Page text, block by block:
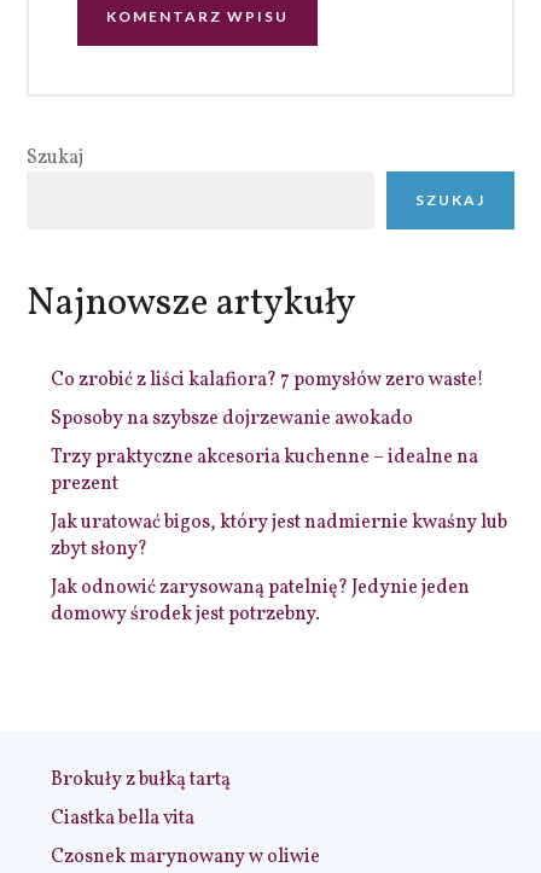
Szukaj
SZUKAJ
Najnowsze artykuły
Co zrobić z liści kalafiora? 7 pomysłów zero waste!
Sposoby na szybsze dojrzewanie awokado
Trzy praktyczne akcesoria kuchenne – idealne na
prezent
Jak uratować bigos, który jest nadmiernie kwaśny lub
zbyt słony?
Jak odnowić zarysowaną patelnię? Jedynie jeden
domowy środek jest potrzebny.
Brokuły z bułką tartą
Ciastka bella vita
Czosnek marynowany w oliwie